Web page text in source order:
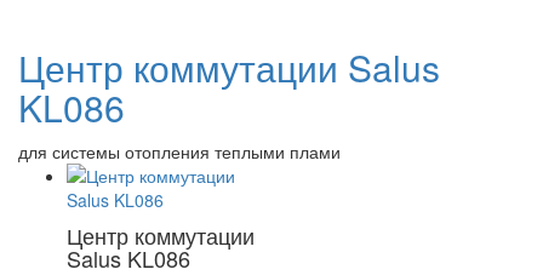
Центр коммутации Salus
KL086
для системы отопления теплыми плами
Центр коммутации
Salus KL086